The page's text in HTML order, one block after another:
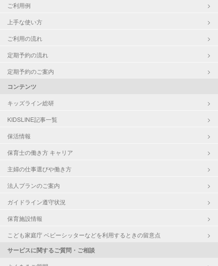
ご利用例
上手な使い方
ご利用の流れ
定期予約の流れ
定期予約のご案内
コンテンツ
キッズライン総研
KIDSLINE記事一覧
保活情報
保育士の働き方 キャリア
主婦の仕事選びや働き方
法人プランのご案内
ガイドライン遵守状況
保育施設情報
こども家庭庁 ベビーシッターなどを利用するときの留意点
サービスに関するご質問・ご相談